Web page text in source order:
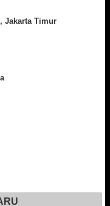
Jakarta Timur